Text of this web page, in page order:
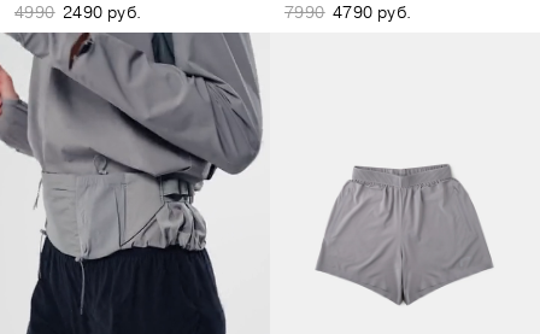
4990 2490 руб.
7990 4790 руб.